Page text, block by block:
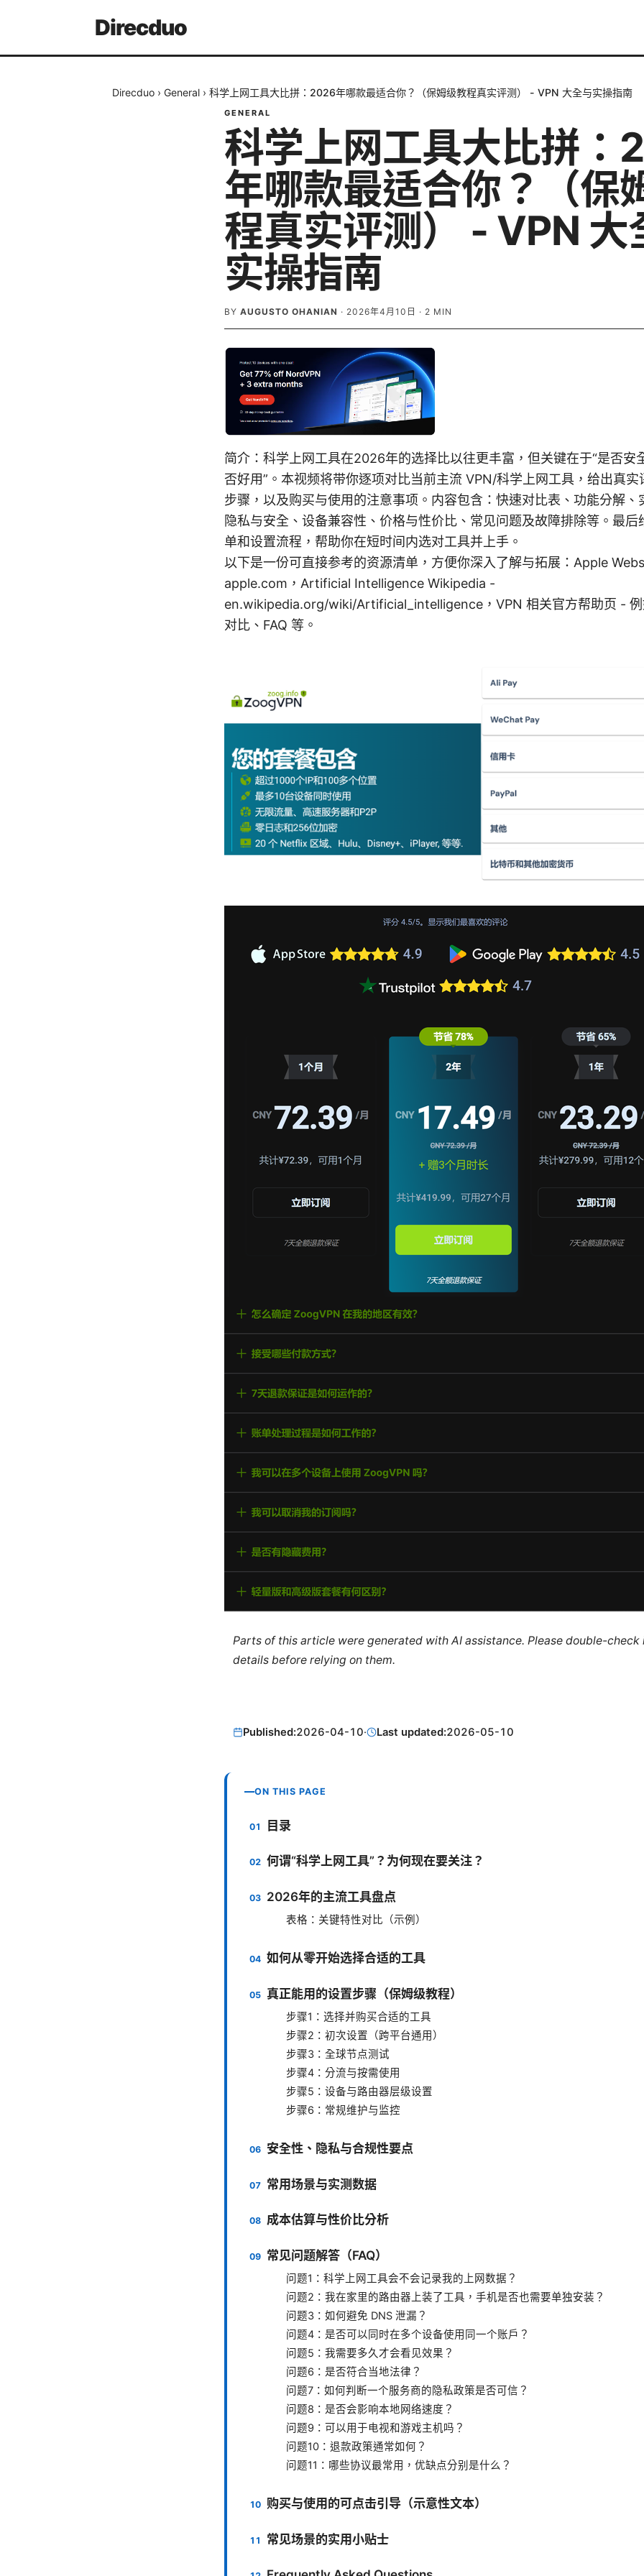
Direcduo
Direcduo › General › 科学上网工具大比拼：2026年哪款最适合你？（保姆级教程真实评测） - VPN 大全与实操指南
GENERAL
科学上网工具大比拼：
年哪款最适合你？（保
程真实评测） - VPN 大
实操指南
BY AUGUSTO OHANIAN · 2026年4月10日 · 2 MIN
简介：科学上网工具在2026年的选择比以往更丰富，但关键在于“是否安
否好用”。本视频将带你逐项对比当前主流 VPN/科学上网工具，给出真实
步骤，以及购买与使用的注意事项。内容包含：快速对比表、功能分解、
隐私与安全、设备兼容性、价格与性价比、常见问题及故障排除等。最后
单和设置流程，帮助你在短时间内选对工具并上手。
以下是一份可直接参考的资源清单，方便你深入了解与拓展：Apple
apple.com，Artificial Intelligence Wikipedia -
en.wikipedia.org/wiki/Artificial_intelligence，VPN 相关官方帮助页 - 例
对比、FAQ 等。
Parts of this article were generated with AI assistance. Please double-
details before relying on them.
Published:2026-04-10· Last updated:2026-05-10
ON THIS PAGE
目录
何谓“科学上网工具”？为何现在要关注？
2026年的主流工具盘点
表格：关键特性对比（示例）
如何从零开始选择合适的工具
真正能用的设置步骤（保姆级教程）
步骤1：选择并购买合适的工具
步骤2：初次设置（跨平台通用）
步骤3：全球节点测试
步骤4：分流与按需使用
步骤5：设备与路由器层级设置
步骤6：常规维护与监控
安全性、隐私与合规性要点
常用场景与实测数据
成本估算与性价比分析
常见问题解答（FAQ）
问题1：科学上网工具会不会记录我的上网数据？
问题2：我在家里的路由器上装了工具，手机是否也需要单独安装？
问题3：如何避免 DNS 泄漏？
问题4：是否可以同时在多个设备使用同一个账户？
问题5：我需要多久才会看见效果？
问题6：是否符合当地法律？
问题7：如何判断一个服务商的隐私政策是否可信？
问题8：是否会影响本地网络速度？
问题9：可以用于电视和游戏主机吗？
问题10：退款政策通常如何？
问题11：哪些协议最常用，优缺点分别是什么？
购买与使用的可点击引导（示意性文本）
常见场景的实用小贴士